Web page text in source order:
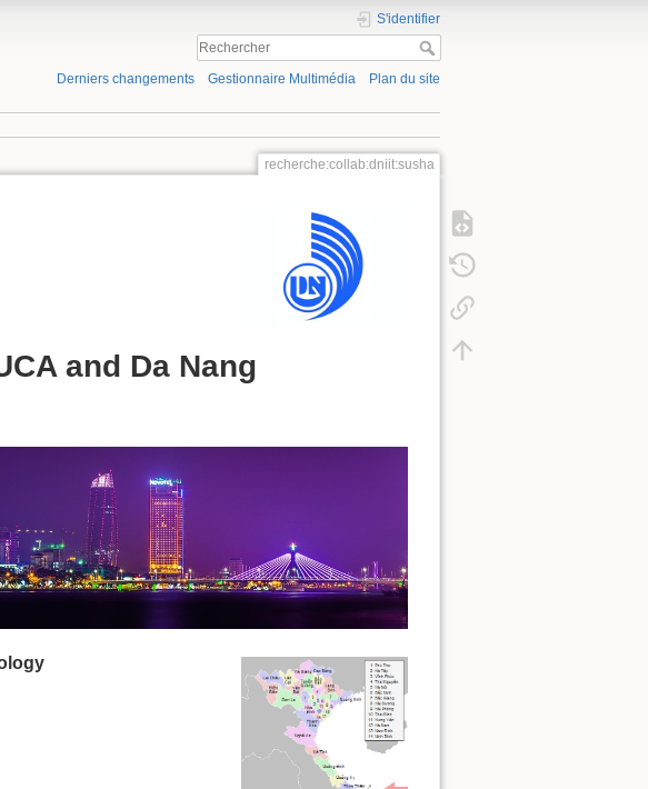
S'identifier
Derniers changements Gestionnaire Multimédia Plan du site
recherche:collab:dniit:susha
and Da Nang